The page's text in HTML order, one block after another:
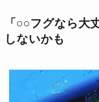
「○○フグなら大
しないかも